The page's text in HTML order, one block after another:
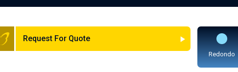
Request For Quote
Redondo